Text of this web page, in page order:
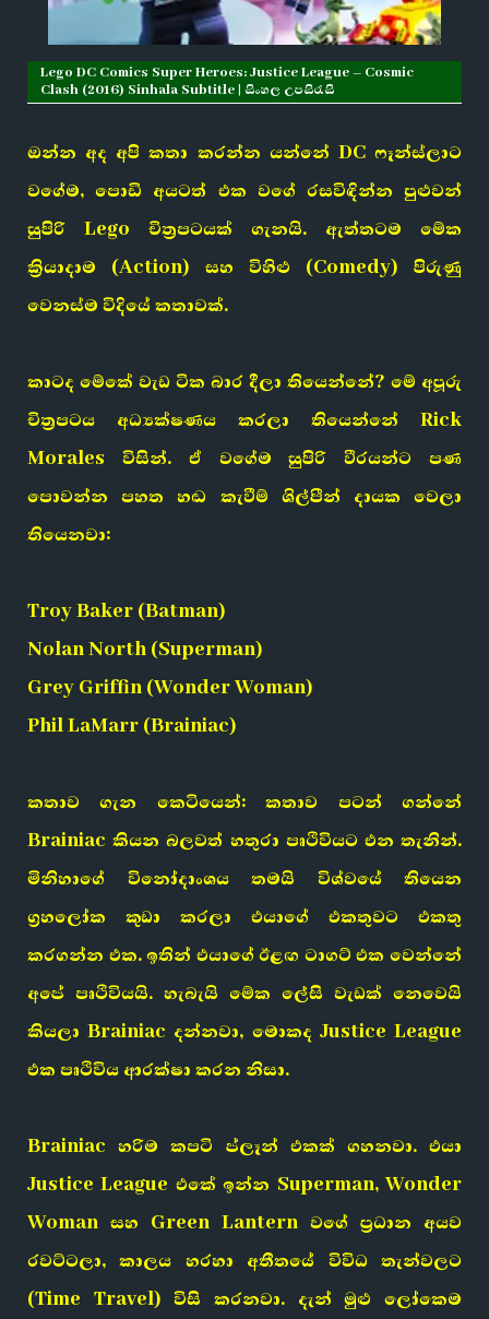
Lego DC Comics Super Heroes: Justice League – Cosmic
Clash (2016) Sinhala Subtitle | සිංහල උපසිරැසි
ඔන්න අද අපි කතා කරන්න යන්නේ DC ෆෑන්ස්ලාට
වගේම, පොඩි අයටත් එක වගේ රසවිඳින්න පුළුවන්
සුපිරි Lego චිත්‍රපටයක් ගැනයි. ඇත්තටම මේක
ක්‍රියාදාම (Action) සහ විහිළු (Comedy) පිරුණු
වෙනස්ම විදියේ කතාවක්.
කාටද මේකේ වැඩ ටික බාර දීලා තියෙන්නේ? මේ අපූරු
චිත්‍රපටය අධ්‍යක්ෂණය කරලා තියෙන්නේ Rick
Morales විසින්. ඒ වගේම සුපිරි වීරයන්ට පණ
පොවන්න පහත හඬ කැවීම් ශිල්පීන් දායක වෙලා
තියෙනවා:
Troy Baker (Batman)
Nolan North (Superman)
Grey Griffin (Wonder Woman)
Phil LaMarr (Brainiac)
කතාව ගැන කෙටියෙන්: කතාව පටන් ගන්නේ
Brainiac කියන බලවත් හතුරා පෘථිවියට එන තැනින්.
මිනිහාගේ විනෝදාංශය තමයි විශ්වයේ තියෙන
ග්‍රහලෝක කුඩා කරලා එයාගේ එකතුවට එකතු
කරගන්න එක. ඉතින් එයාගේ ඊළඟ ටාගට් එක වෙන්නේ
අපේ පෘථිවියයි. හැබැයි මේක ලේසි වැඩක් නෙවෙයි
කියලා Brainiac දන්නවා, මොකද Justice League
එක පෘථිවිය ආරක්ෂා කරන නිසා.
Brainiac හරිම කපටි ප්ලෑන් එකක් ගහනවා. එයා
Justice League එකේ ඉන්න Superman, Wonder
Woman සහ Green Lantern වගේ ප්‍රධාන අයව
රවට්ටලා, කාලය හරහා අතීතයේ විවිධ තැන්වලට
(Time Travel) විසි කරනවා. දැන් මුළු ලෝකෙම